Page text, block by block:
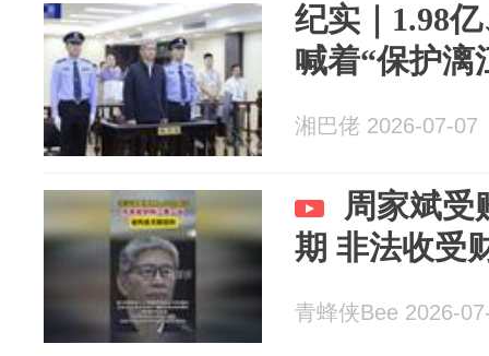
纪实｜1.98
喊着“保护漓
湘巴佬 2026-07-07
周家斌受
期 非法收受
青蜂侠Bee 2026-